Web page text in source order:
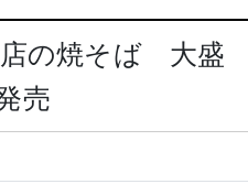
の焼そば 大盛
売